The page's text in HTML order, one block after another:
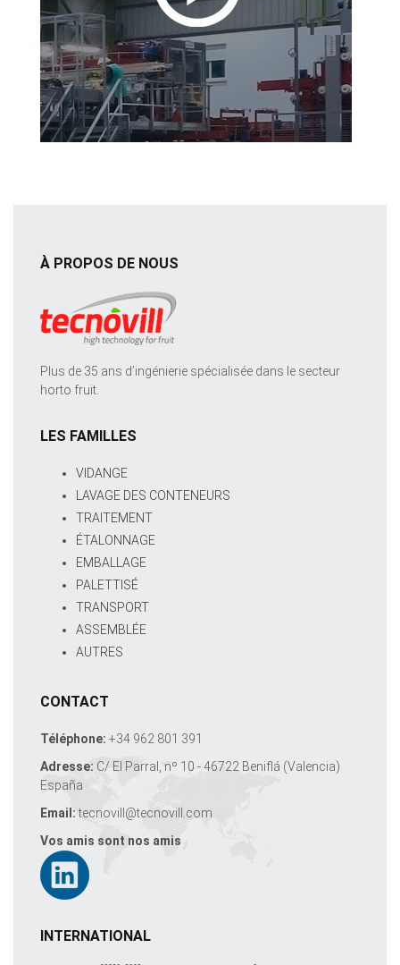
À PROPOS DE NOUS
Plus de 35 ans d’ingénierie spécialisée dans le secteur
horto fruit.
LES FAMILLES
VIDANGE
LAVAGE DES CONTENEURS
TRAITEMENT
ÉTALONNAGE
EMBALLAGE
PALETTISÉ
TRANSPORT
ASSEMBLÉE
AUTRES
CONTACT
Téléphone: +34 962 801 391
Adresse: C/ El Parral, nº 10 - 46722 Beniflá (Valencia)
España
Email: tecnovill@tecnovill.com
Vos amis sont nos amis
INTERNATIONAL